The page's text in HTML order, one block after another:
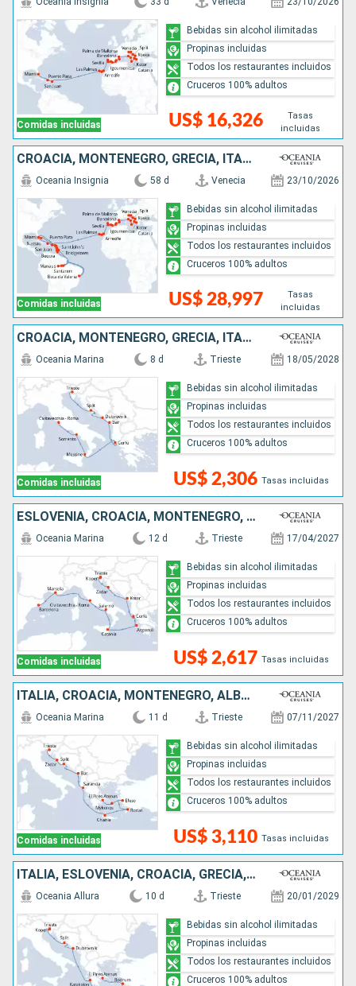
Comidas incluidas US$ 16,326
Tasas
incluidas
Bebidas sin alcohol ilimitadas
Propinas incluidas
Todos los restaurantes incluidos
Cruceros 100% adultos
CROACIA, MONTENEGRO, GRECIA, ITALIA, ESPAÑA, PORTUGAL, PUERTO RICO, REPÚBLICA DOMINICANA, ESTADOS UNIDOS, SAN VINCENT Y LAS GRANADINAS, ANTIGUA Y BARBUDA, SANTA LUCIA, TRINIDAD Y TOBAGO, BRASIL, BARBA
Comidas incluidas
Oceania Insignia 58 d Venecia 23/10/2026
US$ 28,997
Tasas
incluidas
Bebidas sin alcohol ilimitadas
Propinas incluidas
Todos los restaurantes incluidos
Cruceros 100% adultos
CROACIA, MONTENEGRO, GRECIA, ITALIA
Comidas incluidas
Oceania Marina 8 d Trieste 18/05/2028
US$ 2,306 Tasas incluidas
Bebidas sin alcohol ilimitadas
Propinas incluidas
Todos los restaurantes incluidos
Cruceros 100% adultos
ESLOVENIA, CROACIA, MONTENEGRO, GRECIA, ITALIA, FRANCIA, ESPAÑA
Comidas incluidas
Oceania Marina 12 d Trieste 17/04/2027
US$ 2,617 Tasas incluidas
Bebidas sin alcohol ilimitadas
Propinas incluidas
Todos los restaurantes incluidos
Cruceros 100% adultos
ITALIA, CROACIA, MONTENEGRO, ALBANIA, GRECIA, TURQUÍA
Comidas incluidas
Oceania Marina 11 d Trieste 07/11/2027
US$ 3,110 Tasas incluidas
Bebidas sin alcohol ilimitadas
Propinas incluidas
Todos los restaurantes incluidos
Cruceros 100% adultos
ITALIA, ESLOVENIA, CROACIA, GRECIA, TURQUÍA
Oceania Allura 10 d Trieste 20/01/2029
Bebidas sin alcohol ilimitadas
Propinas incluidas
Todos los restaurantes incluidos
Cruceros 100% adultos